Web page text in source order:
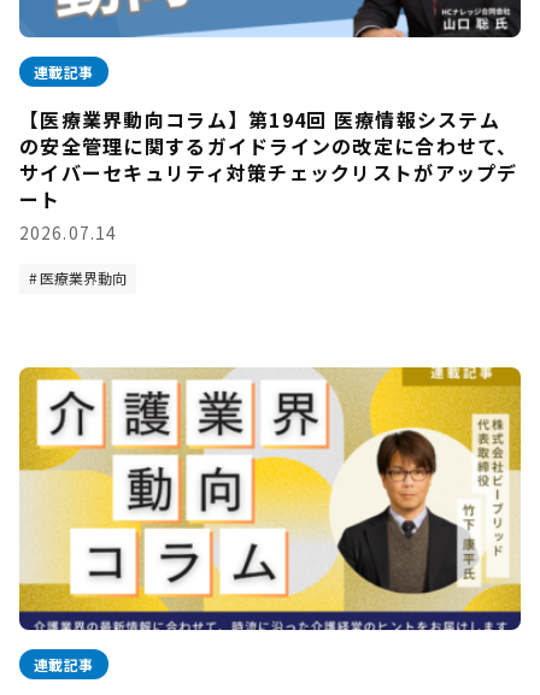
連載記事
【医療業界動向コラム】第194回 医療情報システム
の安全管理に関するガイドラインの改定に合わせて、
サイバーセキュリティ対策チェックリストがアップデ
ート
2026.07.14
医療業界動向
連載記事